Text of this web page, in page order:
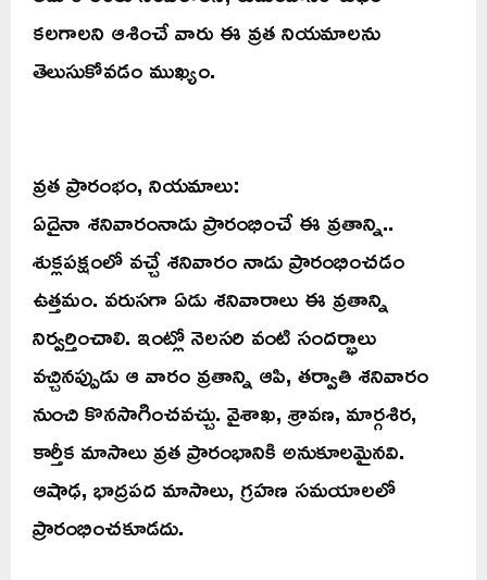
కలగాలని ఆశించే వారు ఈ వ్రత నియమాలను
తెలుసుకోవడం ముఖ్యం.
వ్రత ప్రారంభం, నియమాలు:
ఏదైనా శనివారంనాడు ప్రారంభించే ఈ వ్రతాన్ని..
శుక్లపక్షంలో వచ్చే శనివారం నాడు ప్రారంభించడం
ఉత్తమం. వరుసగా ఏడు శనివారాలు ఈ వ్రతాన్ని
నిర్వర్తించాలి. ఇంట్లో నెలసరి వంటి సందర్భాలు
వచ్చినప్పుడు ఆ వారం వ్రతాన్ని ఆపి, తర్వాతి శనివారం
నుంచి కొనసాగించవచ్చు. వైశాఖ, శ్రావణ, మార్గశిర,
కార్తీక మాసాలు వ్రత ప్రారంభానికి అనుకూలమైనవి.
ఆషాఢ, భాద్రపద మాసాలు, గ్రహణ సమయాలలో
ప్రారంభించకూడదు.